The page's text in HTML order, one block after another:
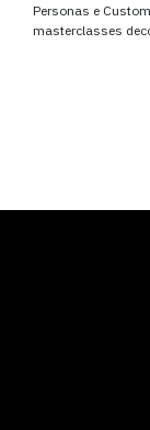
Personas e
masterclasses